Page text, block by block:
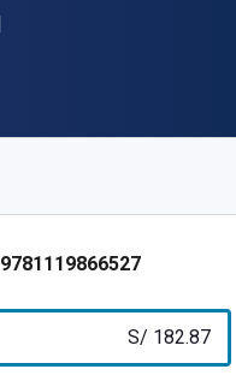
9781119866527
S/ 182.87